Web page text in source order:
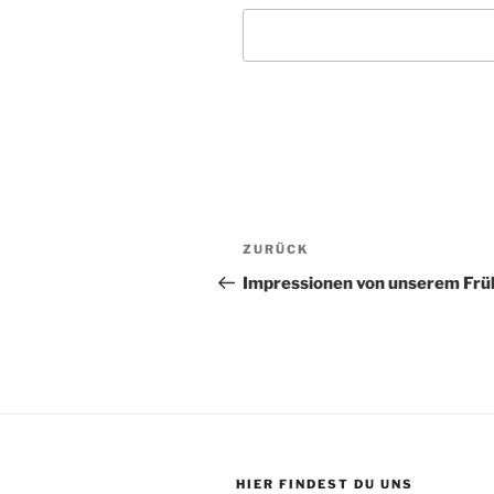
Beitragsnavigation
Vorheriger
Beitrag
ZURÜCK
Impressionen von unserem
HIER FINDEST DU UNS